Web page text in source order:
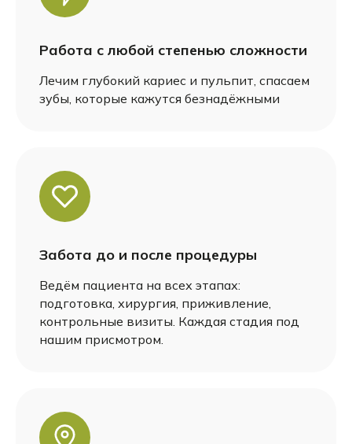
Работа с любой степенью сложности
Лечим глубокий кариес и пульпит, спасаем
зубы, которые кажутся безнадёжными
Забота до и после процедуры
Ведём пациента на всех этапах:
подготовка, хирургия, приживление,
контрольные визиты. Каждая стадия под
нашим присмотром.